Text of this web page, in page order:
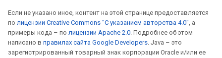
Если не указано иное, контент на этой странице предоставляется
по лицензии Creative Commons "С указанием авторства 4.0", а
примеры кода – по лицензии Apache 2.0. Подробнее об этом
написано в правилах сайта Google Developers. Java – это
зарегистрированный товарный знак корпорации Oracle и/или ее